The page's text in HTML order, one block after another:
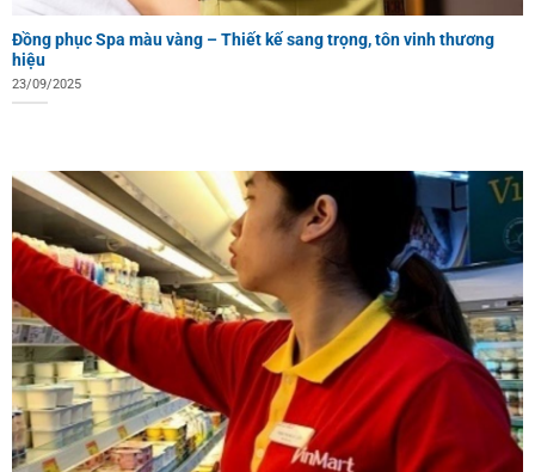
Đồng phục Spa màu vàng – Thiết kế sang trọng, tôn vinh thương
hiệu
23/09/2025